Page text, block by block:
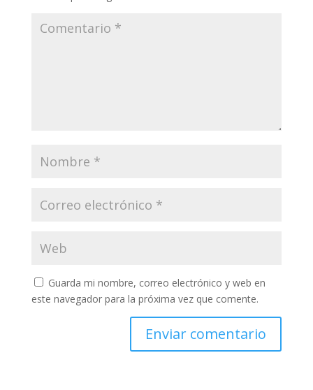
Guarda mi nombre, correo electrónico y web en
este navegador para la próxima vez que comente.